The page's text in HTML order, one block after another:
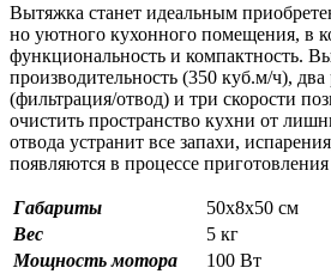
Вытяжка станет идеальным
но уютного кухонного помещения, в
функциональность и компактность.
производительность (350 куб.м/ч),
(фильтрация/отвод) и три скорости
очистить пространство кухни от
отвода устранит все запахи,
появляются в процессе
Габариты
50х8х50 см
Вес
5 кг
Мощность мотора
100 Вт